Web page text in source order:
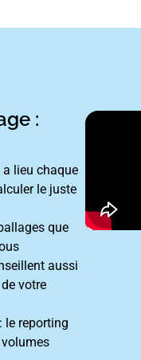
:
lieu chaque
le juste
que
aussi
votre
le reporting